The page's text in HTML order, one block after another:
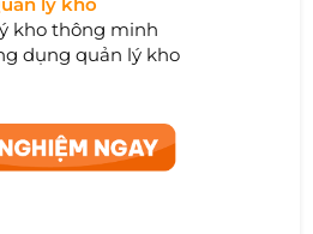
kho thông minh
dụng quản lý kho